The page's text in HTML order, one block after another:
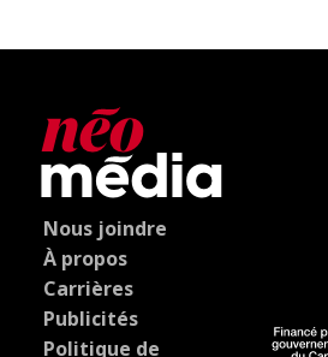
Nous joindre
À propos
Carrières
Publicités
Politique de